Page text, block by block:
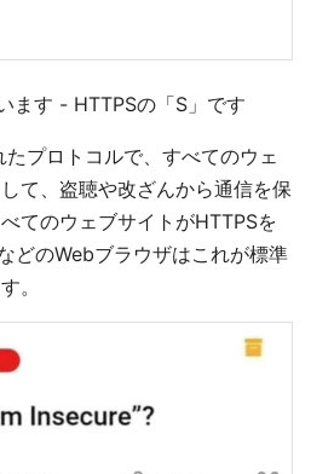
ます - HTTPSの「S」です
プロトコルで、すべてのウェ
て、盗聴や改ざんから通信を保
てのウェブサイトがHTTPSを
どのWebブラウザはこれが標準
。